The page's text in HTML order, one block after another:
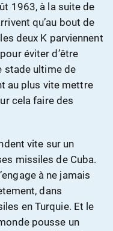
1963, à la suite de
qu’au bout de
deux K parviennent
éviter d’être
stade ultime de
au plus vite mettre
cela faire des
vite sur un
missiles de Cuba.
à ne jamais
dans
en Turquie. Et le
pousse un